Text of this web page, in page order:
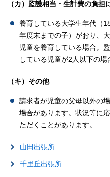
（カ）監護相当・生計費の負担
養育している大学生年代（
年度末までの子）がおり、
児童を養育している場合。
している児童が2人以下の場
（キ）その他
請求者が児童の父母以外の
場合があります。状況等に
ただくことがあります。
山田出張所
千里丘出張所